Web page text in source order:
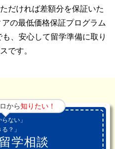
だければ差額分を保証いた
の最低価格保証プログラム
、安心して留学準備に取り
です。
から知りたい！
ない」
？」
留学相談